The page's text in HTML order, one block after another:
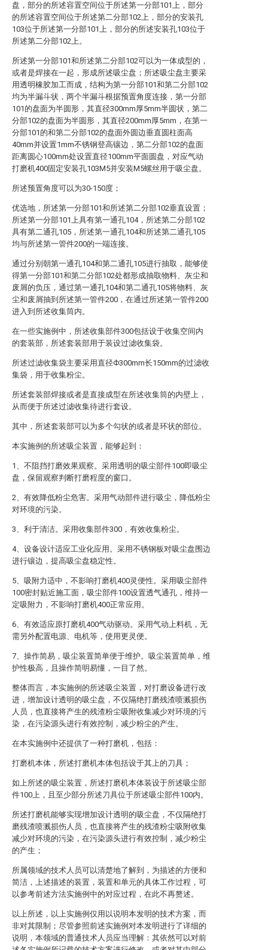
盘，部分的所述容置空间位于所述第一分部101上，部分
的所述容置空间位于所述第二分部102上，部分的安装孔
103位于所述第一分部101上，部分的所述安装孔103位于
所述第二分部102上。
所述第一分部101和所述第二分部102可以为一体成型的，
或者是焊接在一起，形成所述吸尘盘；所述吸尘盘主要采
用透明橡胶加工而成，结构为第一分部101和第二分部102
均为半漏斗状，两个半漏斗根据预置角度连接，第一分部
101的盘面为半圆形，其直径300mm厚5mm半圆状，第二
分部102的盘面为半圆形，其直径200mm厚5mm，在第一
分部101的和第二分部102的盘面外圆边垂直圆柱面高
40mm并设置1mm不锈钢登高镶边，第二分部102的盘面
距离圆心100mm处设置直径100mm平面圆盘，对应气动
打磨机400固定安装孔103M5并安装M5螺丝用于吸尘盘。
所述预置角度可以为30-150度；
优选地，所述第一分部101和所述第二分部102垂直设置；
所述第一分部101上具有第一通孔104，所述第二分部102
具有第二通孔105，所述第一通孔104和所述第二通孔105
均与所述第一管件200的一端连接。
通过分别朝第一通孔104和第二通孔105进行抽取，能够使
得第一分部101和第二分部102处都形成抽取物料、灰尘和
废屑的负压，通过第一通孔104和第二通孔105将物料、灰
尘和废屑抽到所述第一管件200，在通过所述第一管件200
进入到所述收集筒内。
在一些实施例中，所述收集部件300包括设于收集空间内
的套装部，所述套装部用于装设过滤收集袋。
所述过滤收集袋主要采用直径Ф300mm长150mm的过滤收
集袋，用于收集粉尘。
所述套装部焊接或者是直接成型在所述收集筒的内壁上，
从而便于所述过滤收集待进行套设。
其中，所述套装部可以为多个勾状的或者是环状的部位。
本实施例的所述吸尘装置，能够起到：
1、不阻挡打磨效果观察。采用透明的吸尘部件100即吸尘
盘，保留观察判断打磨程度的窗口。
2、有效降低粉尘危害。采用气动部件进行吸尘，降低粉尘
对环境的污染。
3、利于清洁。采用收集部件300，有效收集粉尘。
4、设备设计适应工业化应用。采用不锈钢板对吸尘盘围边
进行镶边，提高吸尘盘稳定性。
5、吸附力适中，不影响打磨机400灵便性。采用吸尘部件
100密封贴近施工面，吸尘部件100设置透气通孔，维持一
定吸附力，不影响打磨机400正常应用。
6、有效适应原打磨机400气动驱动。采用气动上料机，无
需另外配置电源、电机等，使用更灵便。
7、操作简易，吸尘装置简单便于维护。吸尘装置简单，维
护性极高，且操作简明易懂，一目了然。
整体而言，本实施例的所述吸尘装置，对打磨设备进行改
进，增加设计透明的吸尘盘，不仅隔绝打磨残渣喷溅损伤
人员，也直接将产生的残渣粉尘吸附收集减少对环境的污
染，在污染源头进行有效控制，减少粉尘的产生。
在本实施例中还提供了一种打磨机，包括：
打磨机本体，所述打磨机本体包括设于其上的刀具；
如上所述的吸尘装置，所述打磨机本体装设于所述吸尘部
件100上，且至少部分所述刀具位于所述吸尘部件100内。
所述打磨机能够实现增加设计透明的吸尘盘，不仅隔绝打
磨残渣喷溅损伤人员，也直接将产生的残渣粉尘吸附收集
减少对环境的污染，在污染源头进行有效控制，减少粉尘
的产生；
所属领域的技术人员可以清楚地了解到，为描述的方便和
简洁，上述描述的装置，装置和单元的具体工作过程，可
以参考前述方法实施例中的对应过程，在此不再赘述。
以上所述，以上实施例仅用以说明本发明的技术方案，而
非对其限制；尽管参照前述实施例对本发明进行了详细的
说明，本领域的普通技术人员应当理解：其依然可以对前